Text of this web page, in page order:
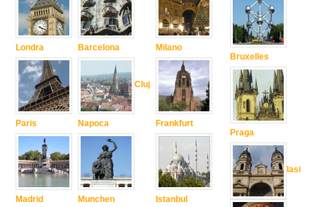
Londra
Paris
Madrid
Barcelona
Cluj
Napoca
Munchen
Milano
Frankfurt
Istanbul
Bruxelles
Praga
Iasi